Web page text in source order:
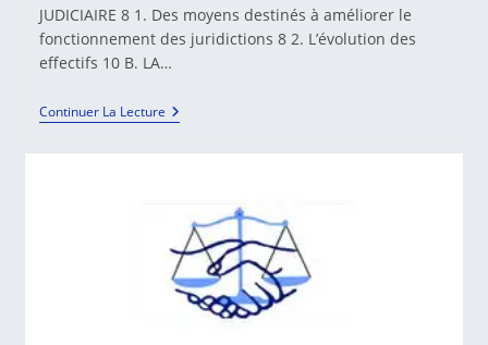
JUDICIAIRE 8 1. Des moyens destinés à améliorer le
fonctionnement des juridictions 8 2. L’évolution des
effectifs 10 B. LA…
Continuer La LectureAvis
Fait
Commission
Des
Lois
Constitutionnelles,
De
Législation